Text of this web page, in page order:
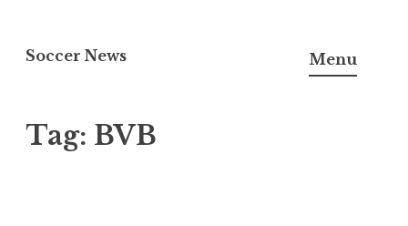
Soccer News Menu
Tag: BVB